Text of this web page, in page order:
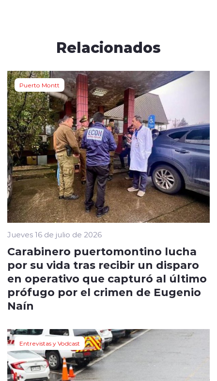
Relacionados
Puerto Montt
Jueves 16 de julio de 2026
Carabinero puertomontino lucha
por su vida tras recibir un disparo
en operativo que capturó al último
prófugo por el crimen de Eugenio
Naín
Entrevistas y Vodcast